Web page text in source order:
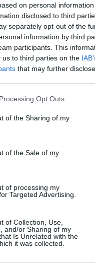
on personal
disclosed to third
separately opt-out of the
information by third
participants. This
us to third parties on the
that may further
website/app uses one or
or usage behaviour. You
to Google and its third-
specified purposes in
Opt Outs
of the Sharing of my
of the Sale of my
of processing my
Targeted Advertising.
of Collection, Use,
and/or Sharing of my
Is Unrelated with the
it was collected.
Conforti
46enne torinese
naturale, è un analista tattico
dati e clip in racconti
annotò la rimonta al box
Grande Torino: da
nacque la sua linea
spiegazioni visive per
under15 al Chieri e ciclista